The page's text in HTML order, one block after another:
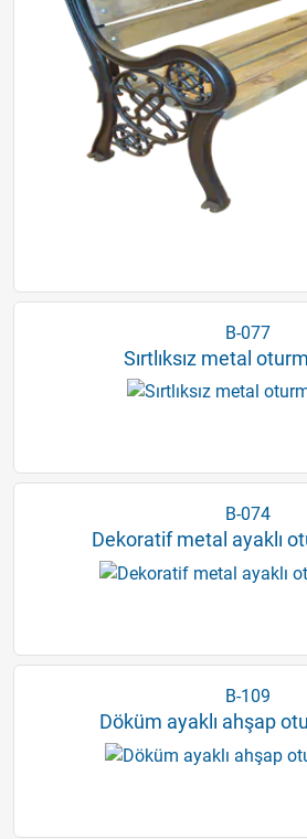
B-077
Sırtlıksız metal
B-074
Dekoratif metal ayaklı
B-109
Döküm ayaklı ahşap